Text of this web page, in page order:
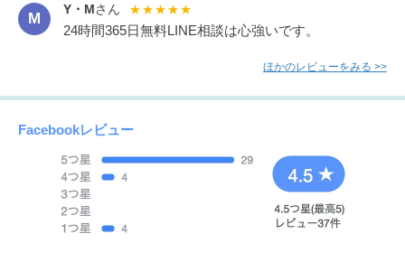
M
Y・Mさん ★★★★★
24時間365日無料LINE相談は心強いです。
ほかのレビューをみる >>
Facebookレビュー